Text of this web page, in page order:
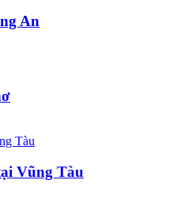
An
Vũng Tàu